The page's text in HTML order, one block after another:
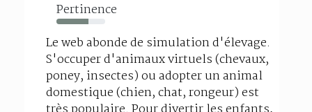
Pertinence
66%
Le web abonde de simulation d'élevage.
S'occuper d'animaux virtuels (chevaux,
poney, insectes) ou adopter un animal
domestique (chien, chat, rongeur) est